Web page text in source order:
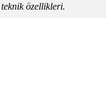
özellikleri.